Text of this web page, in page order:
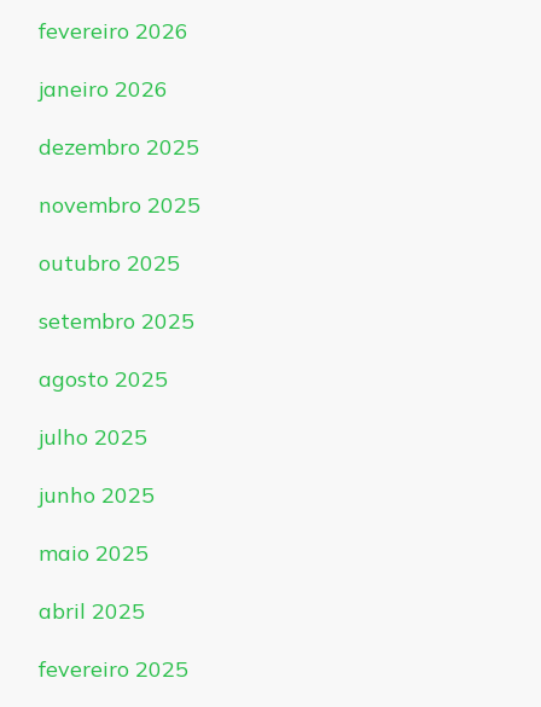
fevereiro 2026
janeiro 2026
dezembro 2025
novembro 2025
outubro 2025
setembro 2025
agosto 2025
julho 2025
junho 2025
maio 2025
abril 2025
fevereiro 2025